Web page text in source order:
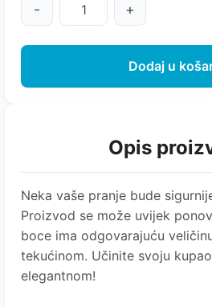
- +
Dodaj u
Opis
Neka vaše pranje bude
Proizvod se može uvijek
boce ima odgovarajuću
tekućinom. Učinite svoju
elegantnom!